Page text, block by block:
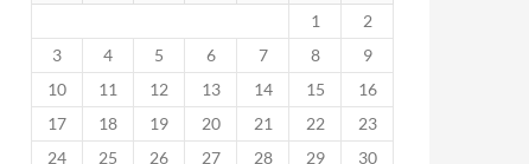
1
2
3
4 5 6 7 8
9
10
11 12 13 14 15
16
17
18 19 20 21 22
23
24
25 26 27 28 29
30